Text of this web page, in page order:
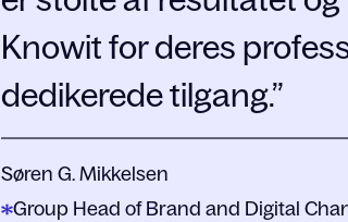
Knowit for deres
dedikerede tilgang.
Søren G. Mikkelsen
Group Head of Brand and Digital